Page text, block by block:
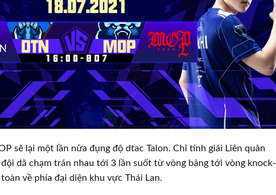
sẽ lại một lần nữa đụng độ dtac Talon. Chỉ tính giải Liên quân
dã chạm trán nhau tới 3 lần suốt từ vòng bảng tới vòng knock-
về phía đại diện khu vực Thái Lan.